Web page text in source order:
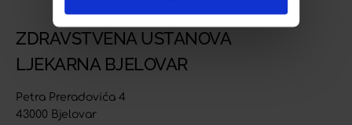
ZDRAVSTVENA USTANOVA
LJEKARNA BJELOVAR
Petra Preradovića 4
43000 Bjelovar